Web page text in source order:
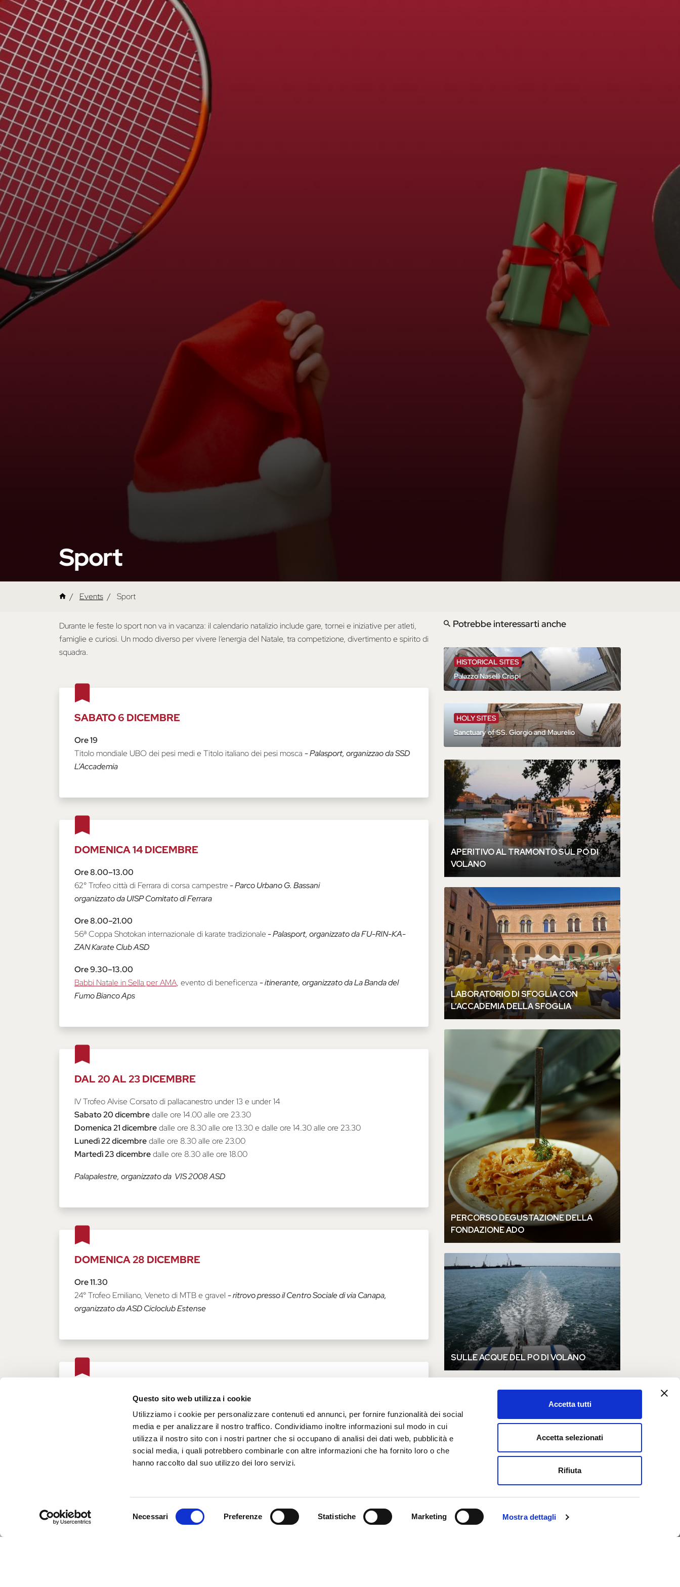
Questo sito web utilizza i cookie
Utilizziamo i cookie per personalizzare contenuti ed annunci, per fornire funzionalità dei social
media e per analizzare il nostro traffico. Condividiamo inoltre informazioni sul modo in cui
utilizza il nostro sito con i nostri partner che si occupano di analisi dei dati web, pubblicità e
social media, i quali potrebbero combinarle con altre informazioni che ha fornito loro o che
hanno raccolto dal suo utilizzo dei loro servizi.
Necessari Preferenze Statistiche Marketing Mostra dettagli
Accetta tutti
Accetta selezionati
Rifiuta
Sport
Events Sport
Durante le feste lo sport non va in vacanza: il calendario natalizio include gare, tornei e iniziative per atleti,
famiglie e curiosi. Un modo diverso per vivere l’energia del Natale, tra competizione, divertimento e spirito di
squadra.
SABATO 6 DICEMBRE
Ore 19
Titolo mondiale UBO dei pesi medi e Titolo italiano dei pesi mosca - Palasport, organizzao da SSD
L’Accademia
DOMENICA 14 DICEMBRE
Ore 8.00–13.00
62° Trofeo città di Ferrara di corsa campestre- Parco Urbano G. Bassani
organizzato da UISP Comitato di Ferrara
Ore 8.00–21.00
56ª Coppa Shotokan internazionale di karate tradizionale- Palasport, organizzato da FU-RIN-KA-
ZAN Karate Club ASD
Ore 9.30–13.00
Babbi Natale in Sella per AMA, evento di beneficenza - itinerante, organizzato da La Banda del
Fumo Bianco Aps
DAL 20 AL 23 DICEMBRE
IV Trofeo Alvise Corsato di pallacanestro under 13 e under 14
Sabato 20 dicembredalle ore 14.00 alle ore 23.30
Domenica 21 dicembredalle ore 8.30 alle ore 13.30 e dalle ore 14.30 alle ore 23.30
Lunedì 22 dicembredalle ore 8.30 alle ore 23.00
Martedì 23 dicembredalle ore 8.30 alle ore 18.00
Palapalestre, organizzato da VIS 2008 ASD
DOMENICA 28 DICEMBRE
Ore 11.30
24° Trofeo Emiliano, Veneto di MTB e gravel - ritrovo presso il Centro Sociale di via Canapa,
organizzato da ASD Cicloclub Estense
Ore 17.00 - 19:45
Viaggio della Fiamma Olimpica di Milano Cortina 2026, Tappa di Ferrara- Piazza Castello
Potrebbe interessarti anche
HISTORICAL SITES
Palazzo Naselli Crispi
HOLY SITES
Sanctuary of SS. Giorgio and Maurelio